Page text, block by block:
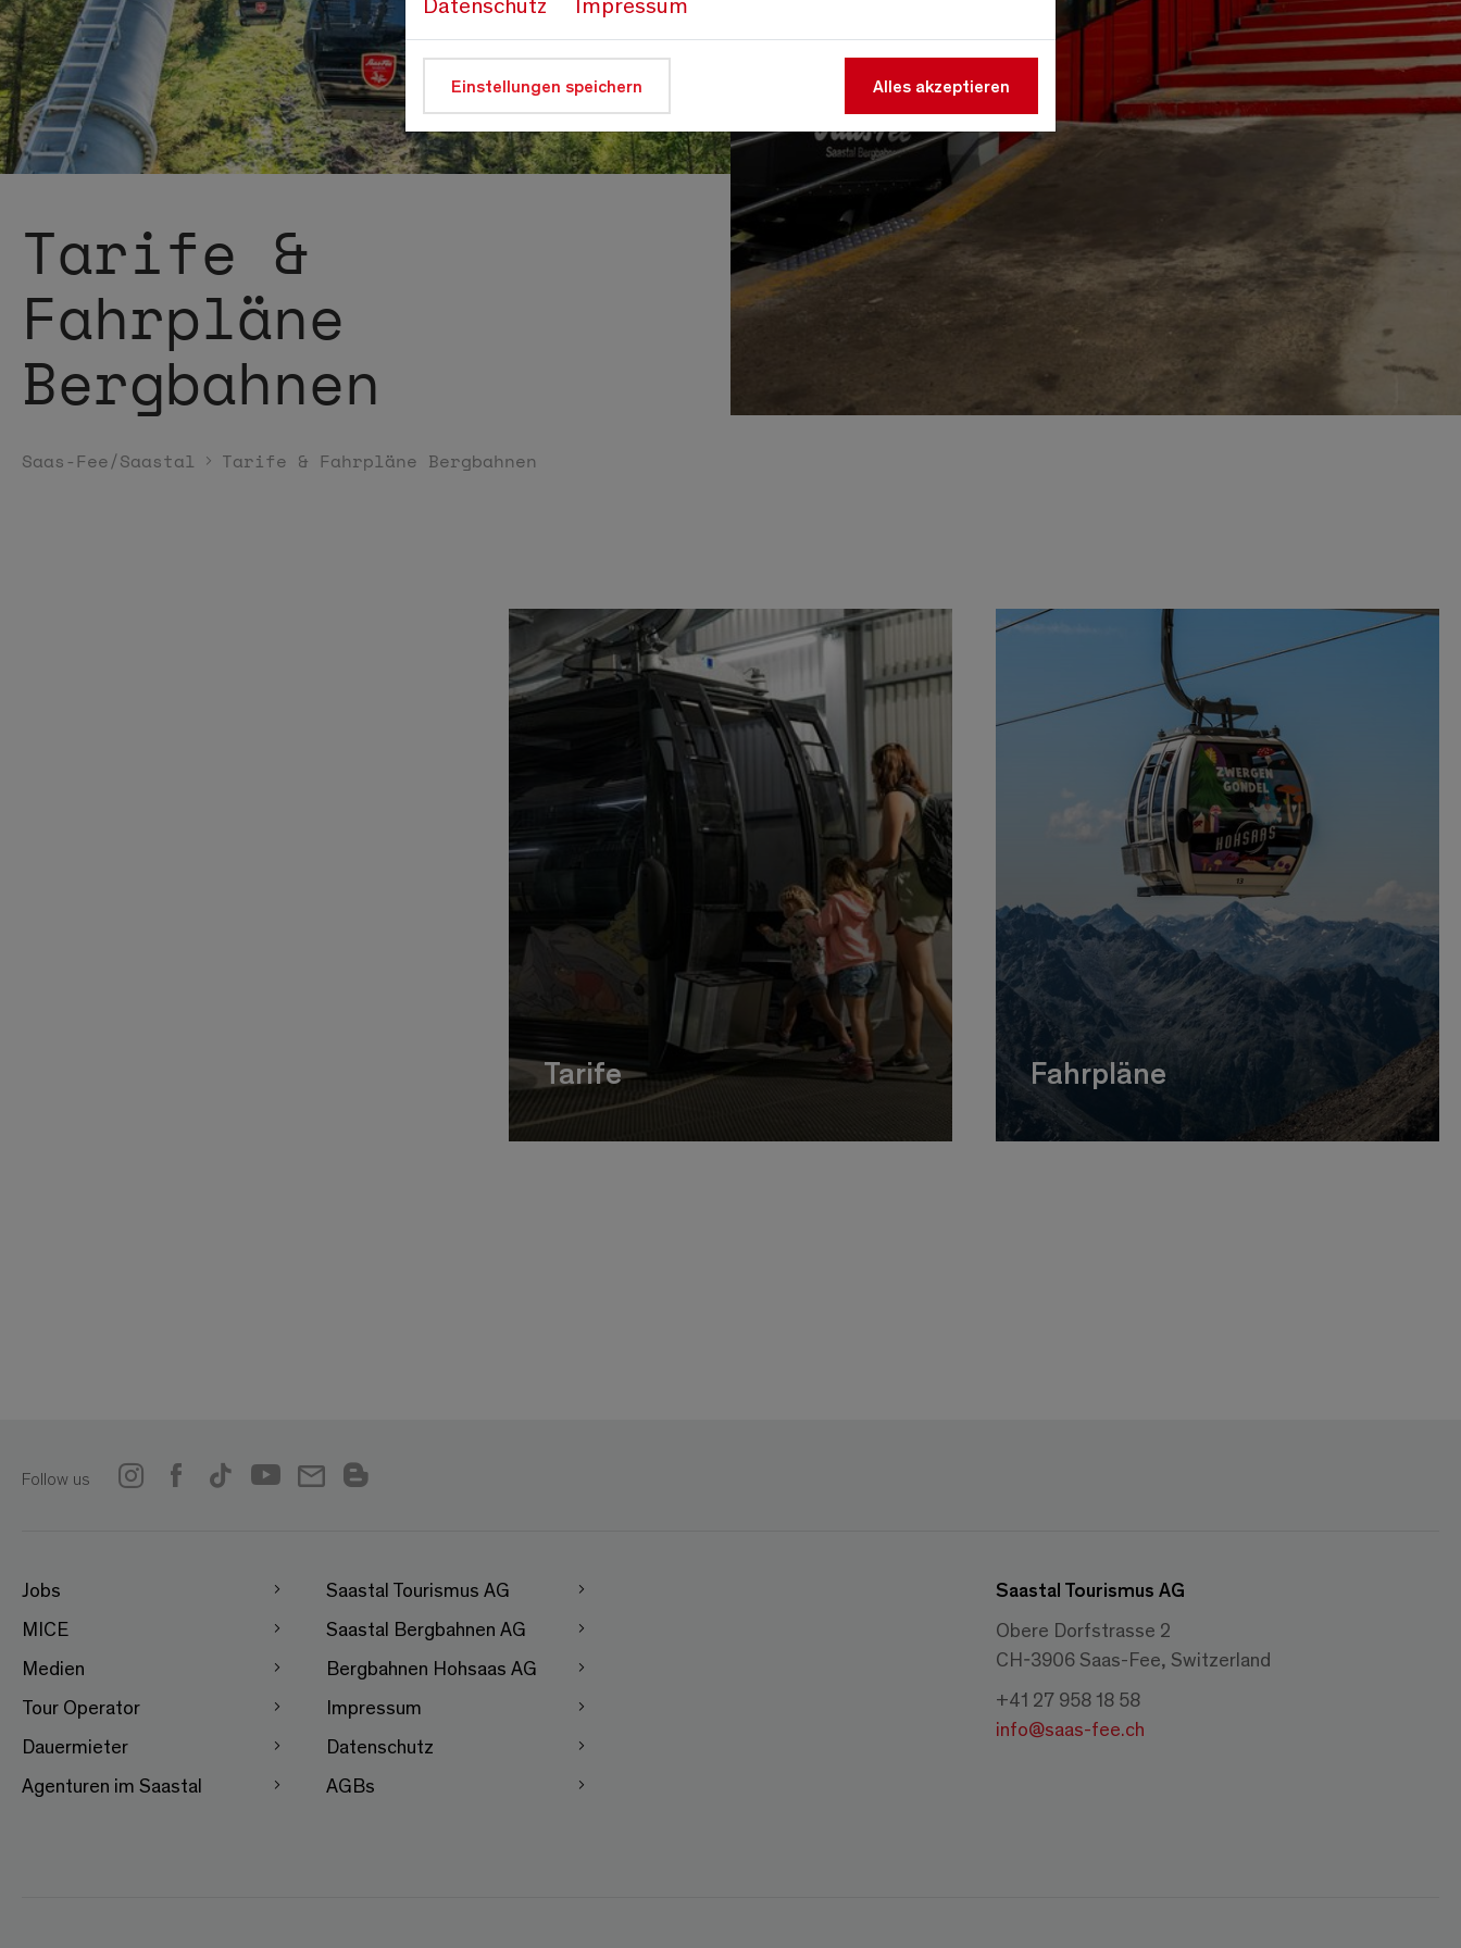
Tarife &
Fahrpläne
Bergbahnen
Saas-Fee/Saastal Tarife & Fahrpläne Bergbahnen
Tarife Fahrpläne
Follow us
Jobs
MICE
Medien
Tour Operator
Dauermieter
Agenturen im Saastal
Saastal Tourismus AG
Saastal Bergbahnen AG
Bergbahnen Hohsaas AG
Impressum
Datenschutz
AGBs
Saastal Tourismus AG
Obere Dorfstrasse 2
CH-3906 Saas-Fee, Switzerland
+41 27 958 18 58
info@saas-fee.ch
Einstellungen speichern Alles akzeptieren